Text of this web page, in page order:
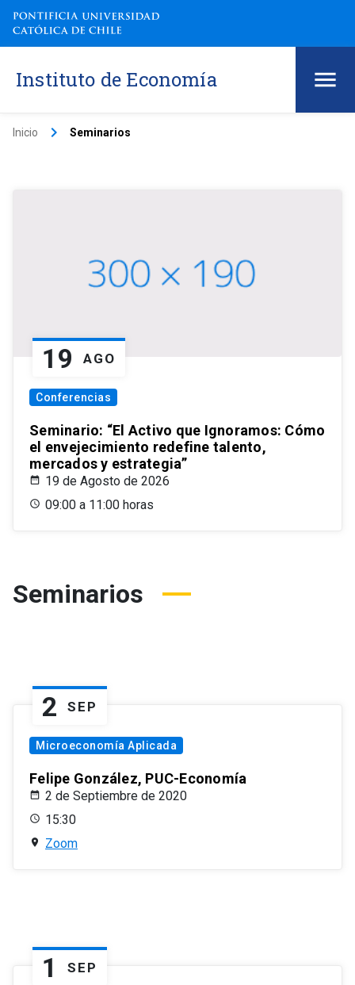
Instituto de Economía
Inicio keyboard_arrow_right Seminarios
19 AGO
Conferencias
Seminario: “El Activo que Ignoramos: Cómo
el envejecimiento redefine talento,
mercados y estrategia”
19 de Agosto de 2026
09:00 a 11:00 horas
Seminarios
2 SEP
Microeconomía Aplicada
Felipe González, PUC-Economía
2 de Septiembre de 2020
15:30
Zoom
1 SEP